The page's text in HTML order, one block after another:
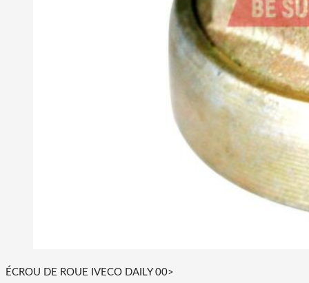
ÉCROU DE ROUE IVECO DAILY 00>